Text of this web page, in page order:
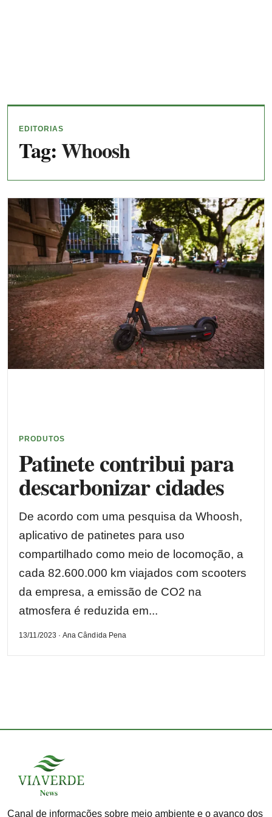
EDITORIAS
Tag:Whoosh
PRODUTOS
Patinete contribui para
descarbonizar cidades
De acordo com uma pesquisa da Whoosh,
aplicativo de patinetes para uso
compartilhado como meio de locomoção, a
cada 82.600.000 km viajados com scooters
da empresa, a emissão de CO2 na
atmosfera é reduzida em...
13/11/2023 · Ana Cândida Pena
Canal de informações sobre meio ambiente e o avanço dos